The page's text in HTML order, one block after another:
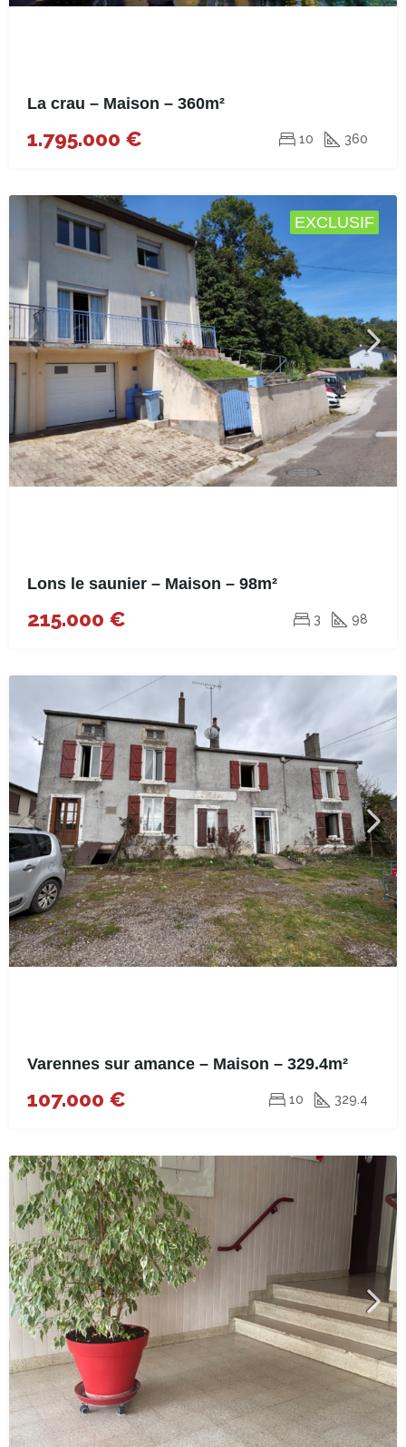
La crau – Maison – 360m²
1.795.000 € 10 360
EXCLUSIF
Lons le saunier – Maison – 98m²
215.000 € 3 98
Varennes sur amance – Maison – 329.4m²
107.000 € 10 329.4